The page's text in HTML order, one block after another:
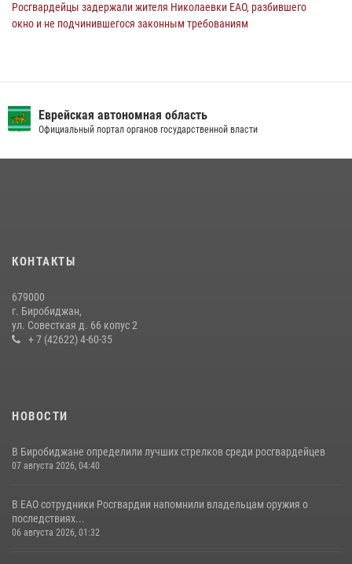
Росгвардейцы задержали жителя Николаевки ЕАО, разбившего
окно и не подчинившегося законным требованиям
31 июля 2026, 01:48
21 июля 2026, 04:18
Росгвардии по мини-футболу
15 июля 2026, 07:12 1
Еврейская автономная область
Официальный портал органов государственной власти
КОНТАКТЫ
679000
г. Биробиджан,
ул. Совесткая д. 66 копус 2
+ 7 (42622) 4-60-35
НОВОСТИ
В Биробиджане определили лучших стрелков среди росгвардейцев
07 августа 2026, 04:40
В ЕАО сотрудники Росгвардии напомнили владельцам оружия о
последствиях...
06 августа 2026, 01:32